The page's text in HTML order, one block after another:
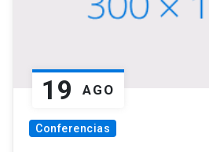
19 AGO
Conferencias